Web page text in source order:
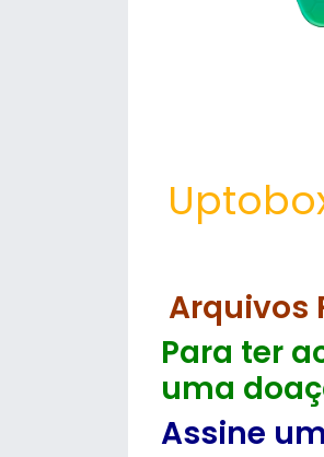
Arquivos
Para ter
uma
Assine